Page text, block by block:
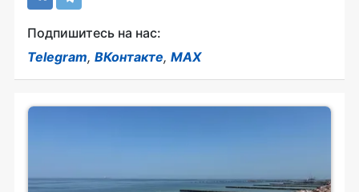
Подпишитесь на нас:
Telegram, ВКонтакте, MAX